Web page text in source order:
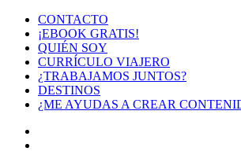
CONTACTO
¡EBOOK GRATIS!
QUIÉN SOY
CURRÍCULO VIAJERO
¿TRABAJAMOS JUNTOS?
DESTINOS
¿ME AYUDAS A CREAR